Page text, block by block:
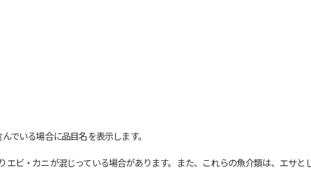
でいる場合に品目名を表示します。
・カニが混じっている場合があります。また、これらの魚介類は、エサと